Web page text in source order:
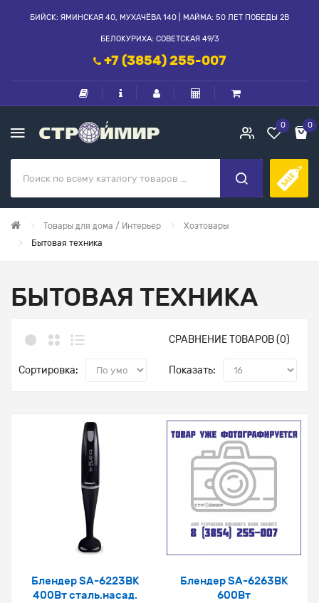
БИЙСК: ЯМИНСКАЯ 40, МУХАЧЁВА 140 | МАЙМА: 50 ЛЕТ ПОБЕДЫ 2В
БЕЛОКУРИХА: СОВЕТСКАЯ 49/3
+7 (3854) 255-007
0 0
Товары для дома / Интерьер
Хозтовары
Бытовая техника
БЫТОВАЯ ТЕХНИКА
СРАВНЕНИЕ ТОВАРОВ (0)
Сортировка: Показать:
Блендер SA-6223ВК
400Вт сталь.насад.
Блендер SA-6263BK
600Вт